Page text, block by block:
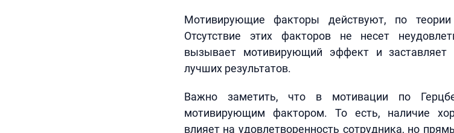
Мотивирующие факторы действуют, по
Отсутствие этих факторов не несет
вызывает мотивирующий эффект и заставляет
лучших результатов.
Важно заметить, что в мотивации по
мотивирующим фактором. То есть, наличие
влияет на удовлетворенность сотрудника, но